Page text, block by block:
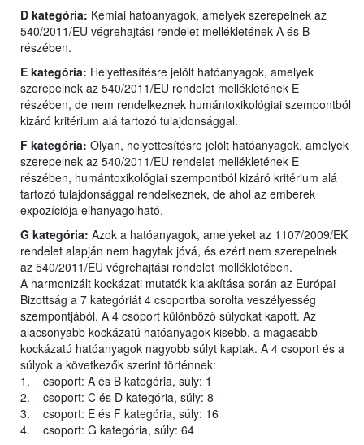
D kategória: Kémiai hatóanyagok, amelyek szerepelnek az
540/2011/EU végrehajtási rendelet mellékletének A és B
részében.
E kategória: Helyettesítésre jelölt hatóanyagok, amelyek
szerepelnek az 540/2011/EU rendelet mellékletének E
részében, de nem rendelkeznek humántoxikológiai szempontból
kizáró kritérium alá tartozó tulajdonsággal.
F kategória: Olyan, helyettesítésre jelölt hatóanyagok, amelyek
szerepelnek az 540/2011/EU rendelet mellékletének E
részében, humántoxikológiai szempontból kizáró kritérium alá
tartozó tulajdonsággal rendelkeznek, de ahol az emberek
expozíciója elhanyagolható.
G kategória: Azok a hatóanyagok, amelyeket az 1107/2009/EK
rendelet alapján nem hagytak jóvá, és ezért nem szerepelnek
az 540/2011/EU végrehajtási rendelet mellékletében.
A harmonizált kockázati mutatók kialakítása során az Európai
Bizottság a 7 kategóriát 4 csoportba sorolta veszélyesség
szempontjából. A 4 csoport különböző súlyokat kapott. Az
alacsonyabb kockázatú hatóanyagok kisebb, a magasabb
kockázatú hatóanyagok nagyobb súlyt kaptak. A 4 csoport és a
súlyok a következők szerint történnek:
1. csoport: A és B kategória, súly: 1
2. csoport: C és D kategória, súly: 8
3. csoport: E és F kategória, súly: 16
4. csoport: G kategória, súly: 64